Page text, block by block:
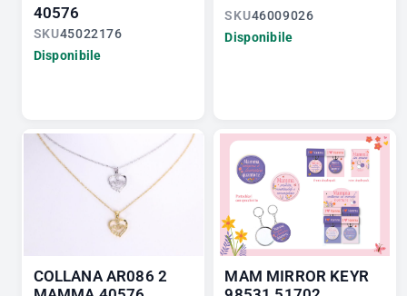
40576
SKU45022176
Disponibile
SKU46009026
Disponibile
COLLANA AR086 2
MAM MIRROR KEYR